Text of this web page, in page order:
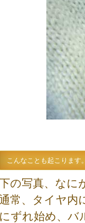
こんなことも起こります
の写真、なに
常、タイヤ内
にずれ始め、バ